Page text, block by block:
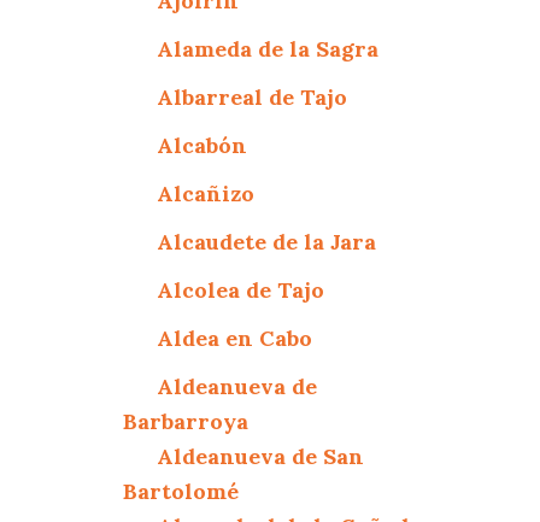
Alameda de la Sagra
Albarreal de Tajo
Alcabón
Alcañizo
Alcaudete de la Jara
Alcolea de Tajo
Aldea en Cabo
Aldeanueva de
Barbarroya
Aldeanueva de San
Bartolomé